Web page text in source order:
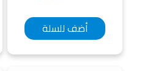
أضف للسلة